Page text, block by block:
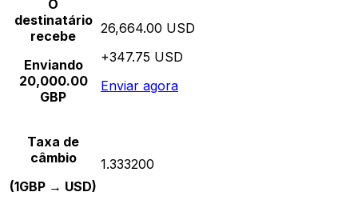
O
destinatário
recebe
Enviando
20,000.00
GBP
26,664.00 USD
+347.75 USD
Enviar agora
Taxa de
câmbio
(1GBP → USD)
1.333200